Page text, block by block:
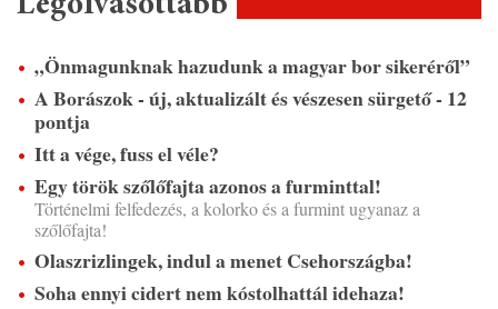
Legolvasottabb
„Önmagunknak hazudunk a magyar bor sikeréről”
A Borászok - új, aktualizált és vészesen sürgető - 12
pontja
Itt a vége, fuss el véle?
Egy török szőlőfajta azonos a furminttal!
Történelmi felfedezés, a kolorko és a furmint ugyanaz a
szőlőfajta!
Olaszrizlingek, indul a menet Csehországba!
Soha ennyi cidert nem kóstolhattál idehaza!